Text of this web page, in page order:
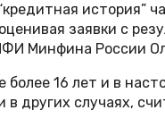
история”
заявки с
Минфина России
16 лет и в
других случаях,